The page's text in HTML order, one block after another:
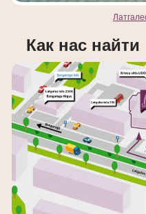
Как нас найти